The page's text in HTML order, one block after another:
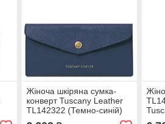
Жіноча шкіряна сумка-
конверт Tuscany Leather
TL142322 (Темно-синій)